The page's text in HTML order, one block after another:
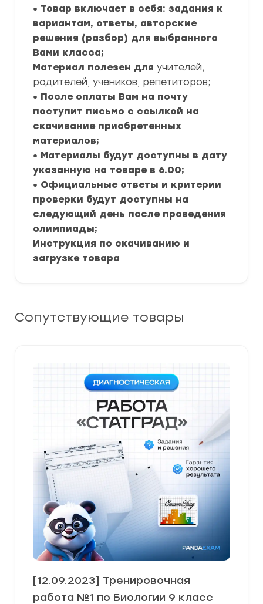
• Товар включает в себя: задания к
вариантам, ответы, авторские
решения (разбор) для выбранного
Вами класса;
Материал полезен для учителей,
родителей, учеников, репетиторов;
• После оплаты Вам на почту
поступит письмо с ссылкой на
скачивание приобретенных
материалов;
• Материалы будут доступны в дату
указанную на товаре в 6.00;
• Официальные ответы и критерии
проверки будут доступны на
следующий день после проведения
олимпиады;
Инструкция по скачиванию и
загрузке товара
Сопутствующие товары
[12.09.2023] Тренировочная
работа №1 по Биологии 9 класс